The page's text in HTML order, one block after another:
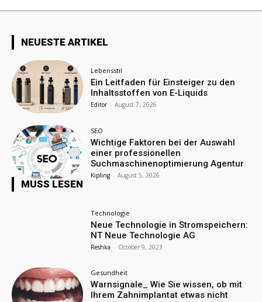
NEUESTE ARTIKEL
Lebensstil
Ein Leitfaden für Einsteiger zu den
Inhaltsstoffen von E-Liquids
Editor - August 7, 2026
SEO
Wichtige Faktoren bei der Auswahl
einer professionellen
Suchmaschinenoptimierung Agentur
Kipling - August 5, 2026
MUSS LESEN
Technologie
Neue Technologie in Stromspeichern:
NT Neue Technologie AG
Reshka - October 9, 2023
Gesundheit
Warnsignale_ Wie Sie wissen, ob mit
Ihrem Zahnimplantat etwas nicht